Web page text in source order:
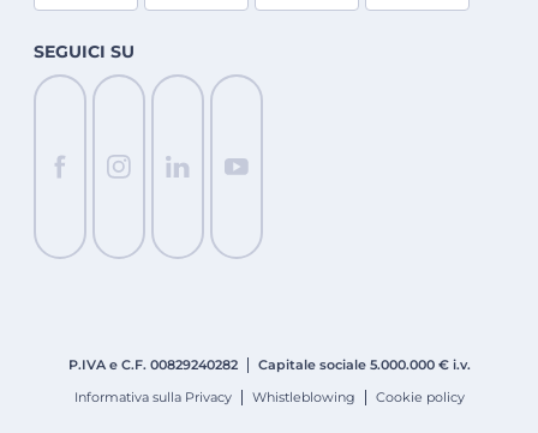
SEGUICI SU
P.IVA e C.F. 00829240282
Capitale sociale 5.000.000 € i.v.
Informativa sulla Privacy
Whistleblowing Cookie policy